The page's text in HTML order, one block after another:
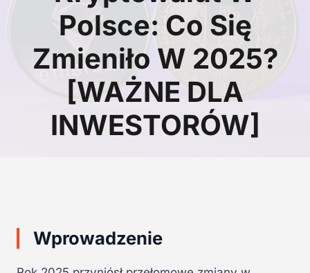
Polsce: Co Się
Zmieniło W 2025?
[WAŻNE DLA
INWESTORÓW]
Wprowadzenie